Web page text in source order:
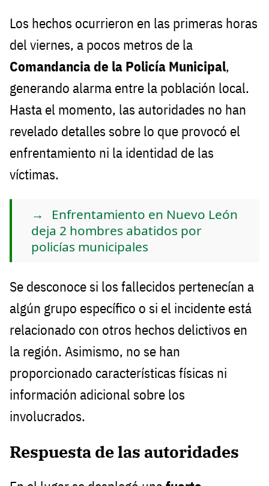
Los hechos ocurrieron en las primeras horas
del viernes, a pocos metros de la
Comandancia de la Policía Municipal,
generando alarma entre la población local.
Hasta el momento, las autoridades no han
revelado detalles sobre lo que provocó el
enfrentamiento ni la identidad de las
víctimas.
Enfrentamiento en Nuevo León
deja 2 hombres abatidos por
policías municipales
Se desconoce si los fallecidos pertenecían a
algún grupo específico o si el incidente está
relacionado con otros hechos delictivos en
la región. Asimismo, no se han
proporcionado características físicas ni
información adicional sobre los
involucrados.
Respuesta de las autoridades